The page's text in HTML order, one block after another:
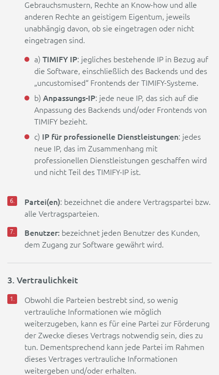
Gebrauchsmustern, Rechte an Know-how und alle
anderen Rechte an geistigem Eigentum, jeweils
unabhängig davon, ob sie eingetragen oder nicht
eingetragen sind.
a) TIMIFY IP: jegliches bestehende IP in Bezug auf
die Software, einschließlich des Backends und des
„uncustomised“ Frontends der TIMIFY-Systeme.
b) Anpassungs-IP: jede neue IP, das sich auf die
Anpassung des Backends und/oder Frontends von
TIMIFY bezieht.
c) IP für professionelle Dienstleistungen: jedes
neue IP, das im Zusammenhang mit
professionellen Dienstleistungen geschaffen wird
und nicht Teil des TIMIFY-IP ist.
Partei(en): bezeichnet die andere Vertragspartei bzw.
alle Vertragsparteien.
Benutzer: bezeichnet jeden Benutzer des Kunden,
dem Zugang zur Software gewährt wird.
3. Vertraulichkeit
Obwohl die Parteien bestrebt sind, so wenig
vertrauliche Informationen wie möglich
weiterzugeben, kann es für eine Partei zur Förderung
der Zwecke dieses Vertrags notwendig sein, dies zu
tun. Dementsprechend kann jede Partei im Rahmen
dieses Vertrages vertrauliche Informationen
weitergeben und/oder erhalten.